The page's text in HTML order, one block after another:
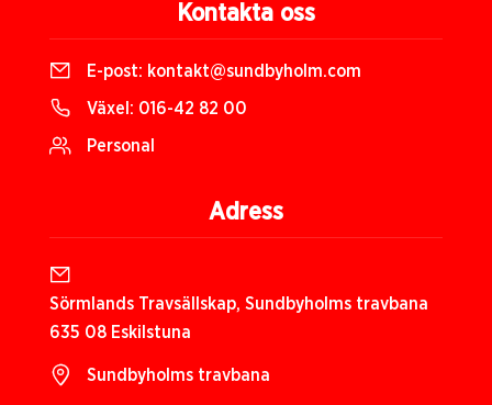
Kontakta oss
E-post: kontakt@sundbyholm.com
Växel: 016-42 82 00
Personal
Adress
Sörmlands Travsällskap, Sundbyholms travbana
635 08 Eskilstuna
Sundbyholms travbana